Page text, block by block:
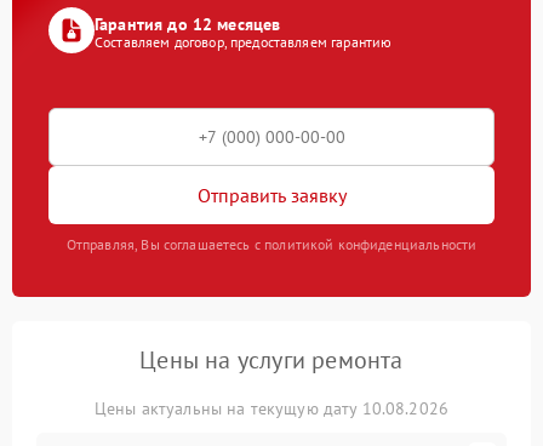
Гарантия до 12 месяцев
Составляем договор, предоставляем гарантию
Отправить заявку
Отправляя, Вы соглашаетесь с политикой конфиденциальности
Цены на услуги ремонта
Цены актуальны на текущую дату 10.08.2026